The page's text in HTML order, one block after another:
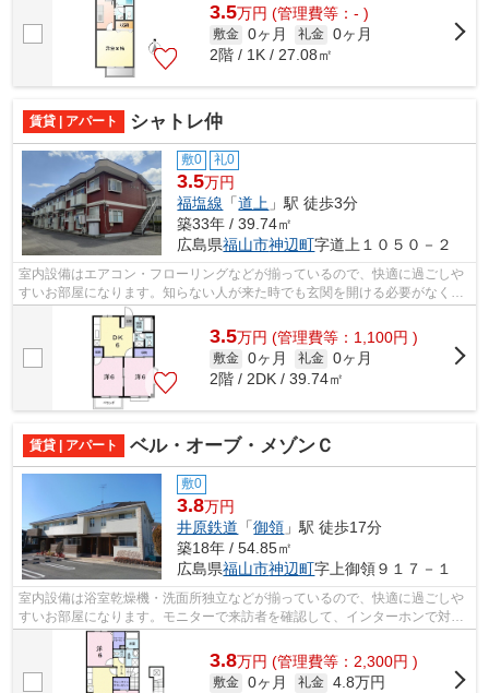
3.5万円 (管理費等：- )
敷金 0ヶ月 礼金 0ヶ月
2階 / 1K / 27.08㎡
賃貸 | アパート シャトレ仲
敷0 礼0
3.5万円
福塩線 「道上 」駅 徒歩3分
築33年 / 39.74㎡
広島県福山市神辺町字道上１０５０－２
室内設備はエアコン・フローリングなどが揃っているので、快適に過ごしや
すいお部屋になります。知らない人が来た時でも玄関を開ける必要がなくな
るモニター付きインターホンが付いて...
3.5万円 (管理費等：1,100円 )
敷金 0ヶ月 礼金 0ヶ月
2階 / 2DK / 39.74㎡
賃貸 | アパート ベル・オーブ・メゾンＣ
敷0
3.8万円
井原鉄道 「御領 」駅 徒歩17分
築18年 / 54.85㎡
広島県福山市神辺町字上御領９１７－１
室内設備は浴室乾燥機・洗面所独立などが揃っているので、快適に過ごしや
すいお部屋になります。モニターで来訪者を確認して、インターホンで対面
せずに会話することができます。駐車...
3.8万円 (管理費等：2,300円 )
敷金 0ヶ月 礼金 4.8万円